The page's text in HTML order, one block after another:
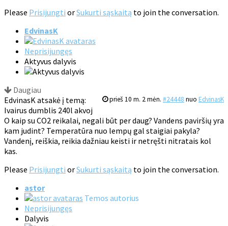
Please Prisijungti orSukurti sąskaitą to join the conversation.
EdvinasK
Neprisijungęs
Aktyvus dalyvis
Daugiau
prieš 10 m. 2 mėn. #24448 nuo EdvinasK
EdvinasK atsakė į temą:
Ivairus dumblis 240l akvoj
O kaip su CO2 reikalai, negali būt per daug? Vandens paviršių yra
kam judint? Temperatūra nuo lempų gal staigiai pakyla?
Vandenį, reiškia, reikia dažniau keisti ir netręšti nitratais kol
kas.
Please Prisijungti orSukurti sąskaitą to join the conversation.
astor
Temos autorius
Neprisijungęs
Dalyvis